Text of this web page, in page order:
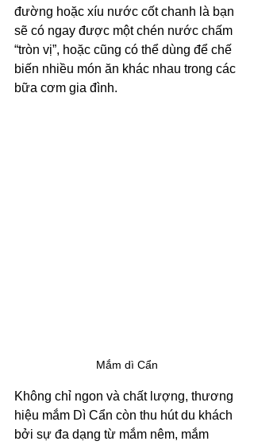
đường hoặc xíu nước cốt chanh là bạn
sẽ có ngay được một chén nước chấm
“tròn vị”, hoặc cũng có thể dùng để chế
biến nhiều món ăn khác nhau trong các
bữa cơm gia đình.
Mắm dì Cẩn
Không chỉ ngon và chất lượng, thương
hiệu mắm Dì Cẩn còn thu hút du khách
bởi sự đa dạng từ mắm nêm, mắm